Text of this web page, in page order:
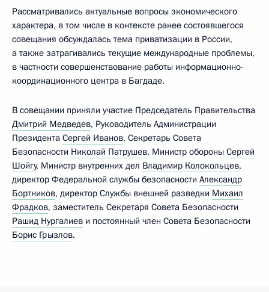
Рассматривались актуальные вопросы экономического
характера, в том числе в контексте ранее состоявшегося
совещания обсуждалась тема приватизации в России,
а также затрагивались текущие международные проблемы,
в частности совершенствование работы информационно-
координационного центра в Багдаде.
В совещании приняли участие Председатель Правительства
Дмитрий Медведев, Руководитель Администрации
Президента Сергей Иванов, Секретарь Совета
Безопасности Николай Патрушев, Министр обороны Сергей
Шойгу, Министр внутренних дел Владимир Колокольцев,
директор Федеральной службы безопасности Александр
Бортников, директор Службы внешней разведки Михаил
Фрадков, заместитель Секретаря Совета Безопасности
Рашид Нургалиев и постоянный член Совета Безопасности
Борис Грызлов.